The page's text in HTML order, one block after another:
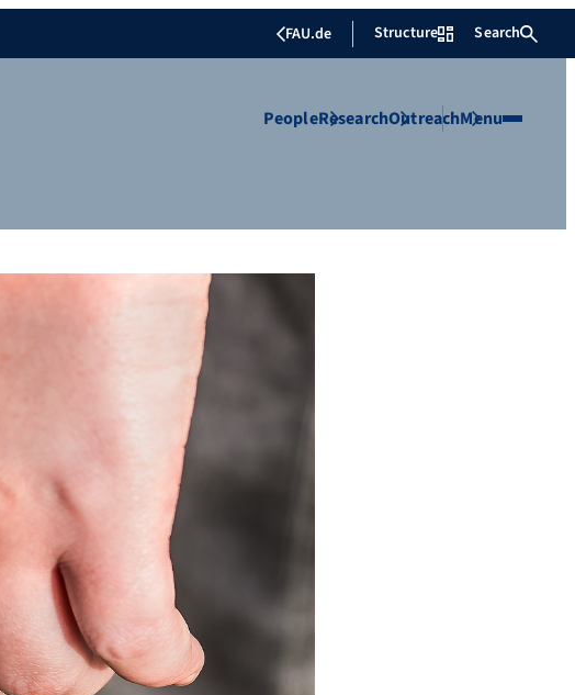
FAU.de Structure Search
PeopleResearchOutreachMenu